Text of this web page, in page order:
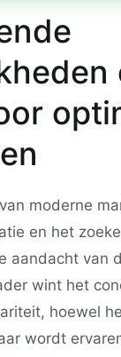
moderne
en het
aandacht van
wint het
hoewel
wordt